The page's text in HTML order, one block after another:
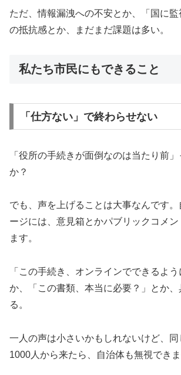
ただ、情報漏洩への不安とか、「国に
の抵抗感とか、まだまだ課題は多い。
私たち市民にもできること
「仕方ない」で終わらせない
「役所の手続きが面倒なのは当たり前
か？
でも、声を上げることは大事なんです
ージには、意見箱とかパブリックコメン
ます。
「この手続き、オンラインでできるよ
か、「この書類、本当に必要？」とか
る。
一人の声は小さいかもしれないけど、同
1000人から来たら、自治体も無視できま